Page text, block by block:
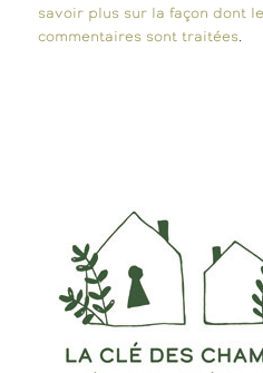
savoir plus sur la façon dont
commentaires sont traitées.